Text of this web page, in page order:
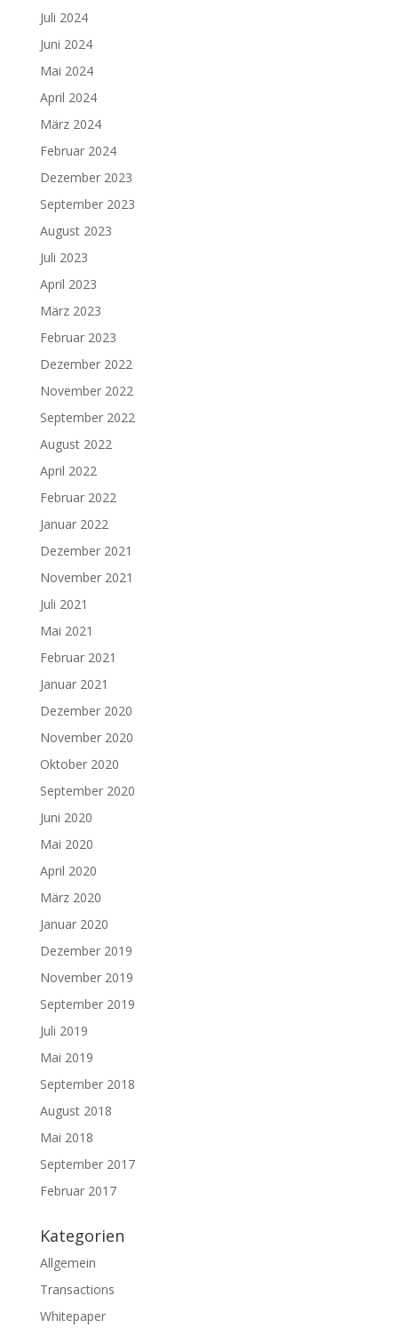
Juli 2024
Juni 2024
Mai 2024
April 2024
März 2024
Februar 2024
Dezember 2023
September 2023
August 2023
Juli 2023
April 2023
März 2023
Februar 2023
Dezember 2022
November 2022
September 2022
August 2022
April 2022
Februar 2022
Januar 2022
Dezember 2021
November 2021
Juli 2021
Mai 2021
Februar 2021
Januar 2021
Dezember 2020
November 2020
Oktober 2020
September 2020
Juni 2020
Mai 2020
April 2020
März 2020
Januar 2020
Dezember 2019
November 2019
September 2019
Juli 2019
Mai 2019
September 2018
August 2018
Mai 2018
September 2017
Februar 2017
Kategorien
Allgemein
Transactions
Whitepaper